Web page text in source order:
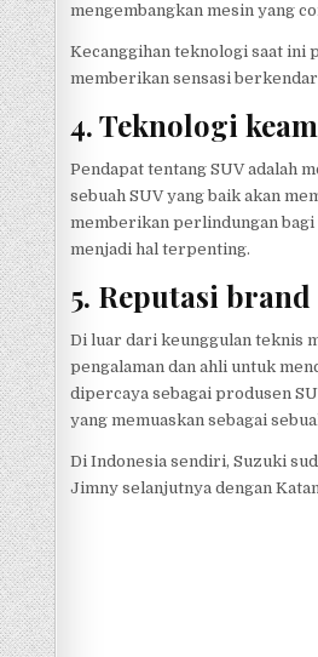
mengembangkan mesin yang
Kecanggihan teknologi saat ini
memberikan sensasi
4. Teknologi
Pendapat tentang SUV adalah
sebuah SUV yang baik akan
memberikan perlindungan
menjadi hal terpenting.
5. Reputasi brand
Di luar dari keunggulan teknis
pengalaman dan ahli untuk
dipercaya sebagai produsen
yang memuaskan sebagai
Di Indonesia sendiri, Suzuki
Jimny selanjutnya dengan